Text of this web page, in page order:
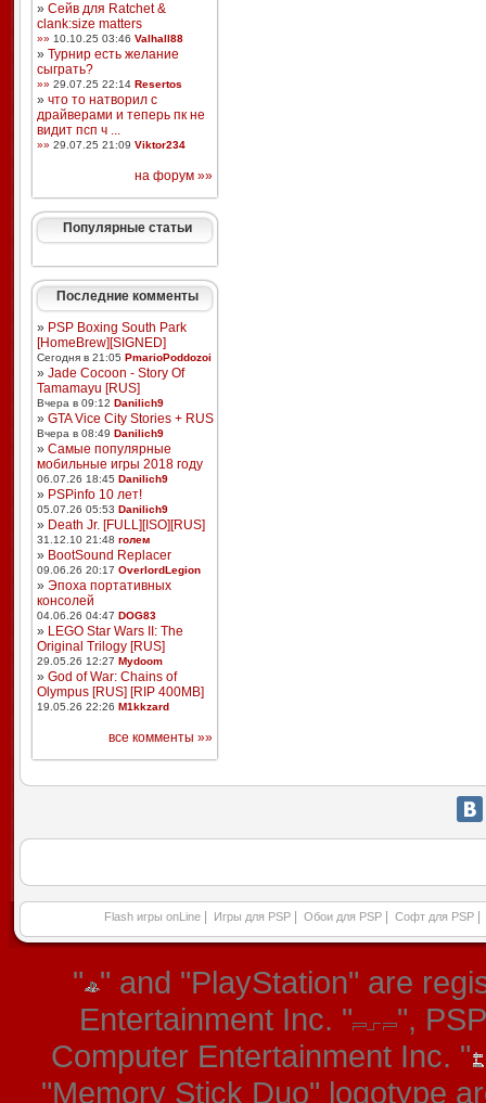
» Сейв для Ratchet &
clank:size matters
»» 10.10.25 03:46 Valhall88
» Турнир есть желание
сыграть?
»» 29.07.25 22:14 Resertos
» что то натворил с
драйверами и теперь пк не
видит псп ч ...
»» 29.07.25 21:09 Viktor234
на форум »»
Популярные статьи
Последние комменты
» PSP Boxing South Park
[HomeBrew][SIGNED]
Сегодня в 21:05 PmarioPoddozoi
» Jade Cocoon - Story Of
Tamamayu [RUS]
Вчера в 09:12 Danilich9
» GTA Vice City Stories + RUS
Вчера в 08:49 Danilich9
» Самые популярные
мобильные игры 2018 году
06.07.26 18:45 Danilich9
» PSPinfo 10 лет!
05.07.26 05:53 Danilich9
» Death Jr. [FULL][ISO][RUS]
31.12.10 21:48 голем
» BootSound Replacer
09.06.26 20:17 OverlordLegion
» Эпоха портативных
консолей
04.06.26 04:47 DOG83
» LEGO Star Wars II: The
Original Trilogy [RUS]
29.05.26 12:27 Mydoom
» God of War: Chains of
Olympus [RUS] [RIP 400MB]
19.05.26 22:26 M1kkzard
все комменты »»
Flash игры onLine Игры для PSP Обои для PSP Софт для PSP
" " and "PlayStation" are
Entertainment Inc. "
",
Computer Entertainment Inc. "
"Memory Stick Duo" logotype